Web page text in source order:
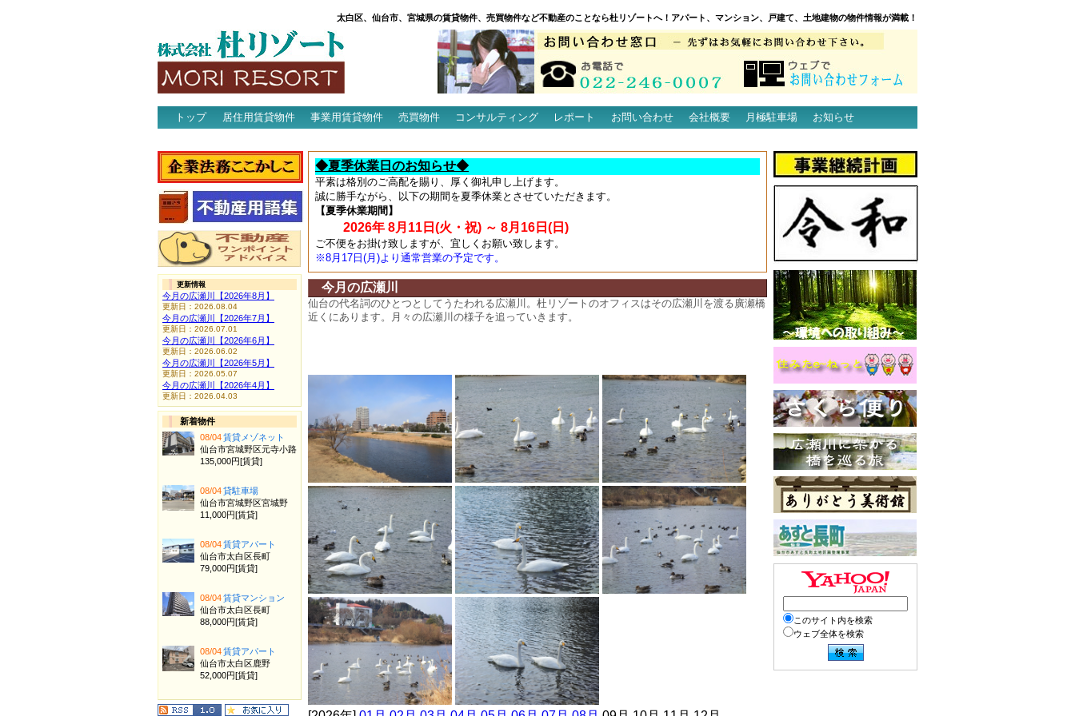
太白区、仙台市、宮城県の賃貸物件、売買物件など不動産のことなら杜リゾートへ！アパート、マンション、戸建て、土地建物の物件情報が満載！
トップ 居住用賃貸物件 事業用賃貸物件 売買物件 コンサルティング レポート お問い合わせ 会社概要 月極駐車場
お知らせ
◆夏季休業日のお知らせ◆
平素は格別のご高配を賜り、厚く御礼申し上げます。
誠に勝手ながら、以下の期間を夏季休業とさせていただきます。
【夏季休業期間】
2026年 8月11日(火・祝) ～ 8月16日(日)
ご不便をお掛け致しますが、宜しくお願い致します。
※8月17日(月)より通常営業の予定です。
今月の広瀬川
仙台の代名詞のひとつとしてうたわれる広瀬川。杜リゾートのオフィスはその広瀬川を渡る廣瀬橋
近くにあります。月々の広瀬川の様子を追っていきます。
更新情報
今月の広瀬川【2026年8月】
更新日：2026.08.04
今月の広瀬川【2026年7月】
更新日：2026.07.01
今月の広瀬川【2026年6月】
更新日：2026.06.02
今月の広瀬川【2026年5月】
更新日：2026.05.07
今月の広瀬川【2026年4月】
更新日：2026.04.03
新着物件
08/04賃貸メゾネット
仙台市宮城野区元寺小路
135,000円[賃貸]
08/04貸駐車場
仙台市宮城野区宮城野
11,000円[賃貸]
08/04賃貸アパート
仙台市太白区長町
79,000円[賃貸]
08/04賃貸マンション
仙台市太白区長町
88,000円[賃貸]
08/04賃貸アパート
仙台市太白区鹿野
52,000円[賃貸]
このサイト内を検索
ウェブ全体を検索